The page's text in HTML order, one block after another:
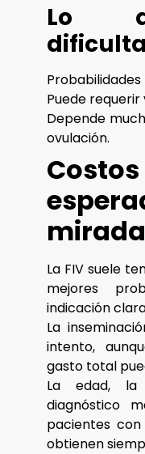
Lo
Puede
Depende
ovulación.
La FIV suele
mejores
indicación
La
intento,
gasto total
La edad,
diagnóstico
pacientes
obtienen